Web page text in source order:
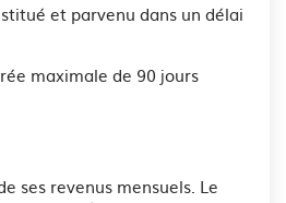
et parvenu dans un délai
maximale de 90 jours
ses revenus mensuels. Le